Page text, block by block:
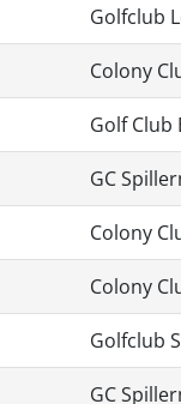
Golfclub
Colony
Golf Club
GC
Colony
Colony
Golfclub
GC